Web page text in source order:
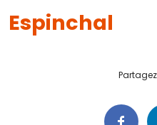
Espinchal